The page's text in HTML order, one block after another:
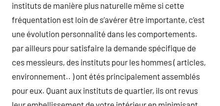
instituts de manière plus naturelle même si cette
fréquentation est loin de s’avérer être importante, c’est
une évolution personnalité dans les comportements.
par ailleurs pour satisfaire la demande spécifique de
ces messieurs, des instituts pour les hommes ( articles,
environnement.. ) ont étés principalement assemblés
pour eux. Quant aux instituts de quartier, ils ont revus